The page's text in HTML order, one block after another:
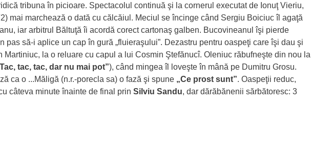
tribuna în picioare. Spectacolul continuă şi la cornerul executat de Ionuţ Vieriu,
mai marchează o dată cu călcăiul. Meciul se încinge când Sergiu Boiciuc îl agaţă
iar arbitrul Băltuţă îi acordă corect cartonaş galben. Bucovineanul îşi pierde
pas să-i aplice un cap în gură „fluieraşului”. Dezastru pentru oaspeţi care îşi dau şi
Martiniuc, la o reluare cu capul a lui Cosmin Ştefănucî. Oleniuc răbufneşte din nou la
tac, tac, dar nu mai pot”), când mingea îl loveşte în mână pe Dumitru Grosu.
ca o ...Măligă (n.r.-porecla sa) o fază şi spune „Ce prost sunt”. Oaspeţii reduc,
câteva minute înainte de final prin Silviu Sandu, dar dărăbănenii sărbătoresc: 3